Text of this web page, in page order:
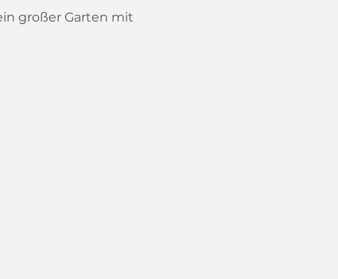
großer Garten mit